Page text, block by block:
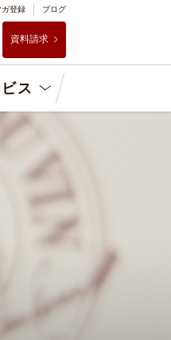
資料請求
ガ登録 ブログ
ス